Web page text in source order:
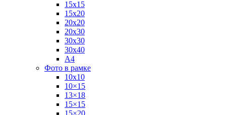
15х15
15х20
20х20
20х30
30х30
30х40
А4
Фото в рамке
10х10
10×15
13×18
15×15